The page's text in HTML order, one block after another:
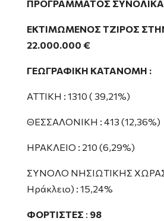
ΠΡΟΓΡΑΜΜΑΤΟΣ ΣΥΝΟΛΙΚΑ
ΕΚΤΙΜΩΜΕΝΟΣ ΤΖΙΡΟΣ
22.000.000 €
ΓΕΩΓΡΑΦΙΚΗ ΚΑΤΑΝΟΜΗ :
ΑΤΤΙΚΗ : 1310 ( 39,21%)
ΘΕΣΣΑΛΟΝΙΚΗ : 413 (12,36%)
ΗΡΑΚΛΕΙΟ : 210 (6,29%)
ΣΥΝΟΛΟ ΝΗΣΙΩΤΙΚΗΣ
Ηράκλειο) : 15,24%
ΦΟΡΤΙΣΤΕΣ : 98